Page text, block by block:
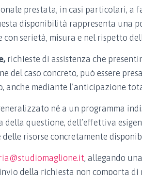
prestata, in casi particolari, a
disponibilità rappresenta una
serietà, misura e nel rispetto
richieste di assistenza che
del caso concreto, può essere
mediante l’anticipazione
né a un programma
questione, dell’effettiva
risorse concretamente
, allegando
della richiesta non comporta di